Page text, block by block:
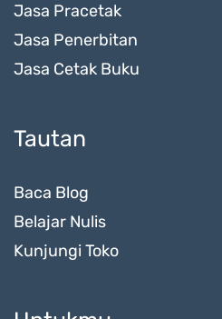
Jasa Pracetak
Jasa Penerbitan
Jasa Cetak Buku
Tautan
Baca Blog
Belajar Nulis
Kunjungi Toko